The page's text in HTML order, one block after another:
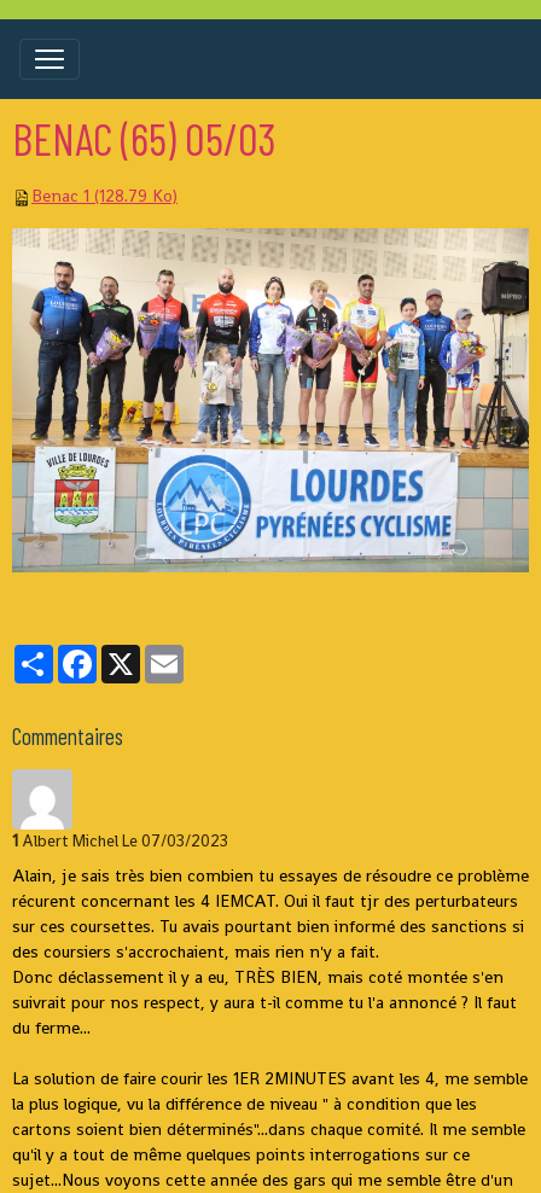
BENAC (65) 05/03
Benac 1 (128.79 Ko)
PartagerFacebook
X
Commentaires
1 Albert MichelLe 07/03/2023
Alain, je sais très bien combien tu essayes de résoudre ce problème
récurent concernant les 4 IEMCAT. Oui il faut tjr des perturbateurs
sur ces coursettes. Tu avais pourtant bien informé des sanctions si
des coursiers s'accrochaient, mais rien n'y a fait.
Donc déclassement il y a eu, TRÈS BIEN, mais coté montée s'en
suivrait pour nos respect, y aura t-il comme tu l'a annoncé ? Il faut
du ferme...
La solution de faire courir les 1ER 2MINUTES avant les 4, me semble
la plus logique, vu la différence de niveau " à condition que les
cartons soient bien déterminés"...dans chaque comité. Il me semble
qu'il y a tout de même quelques points interrogations sur ce
sujet...Nous voyons cette année des gars qui me semble être d'un